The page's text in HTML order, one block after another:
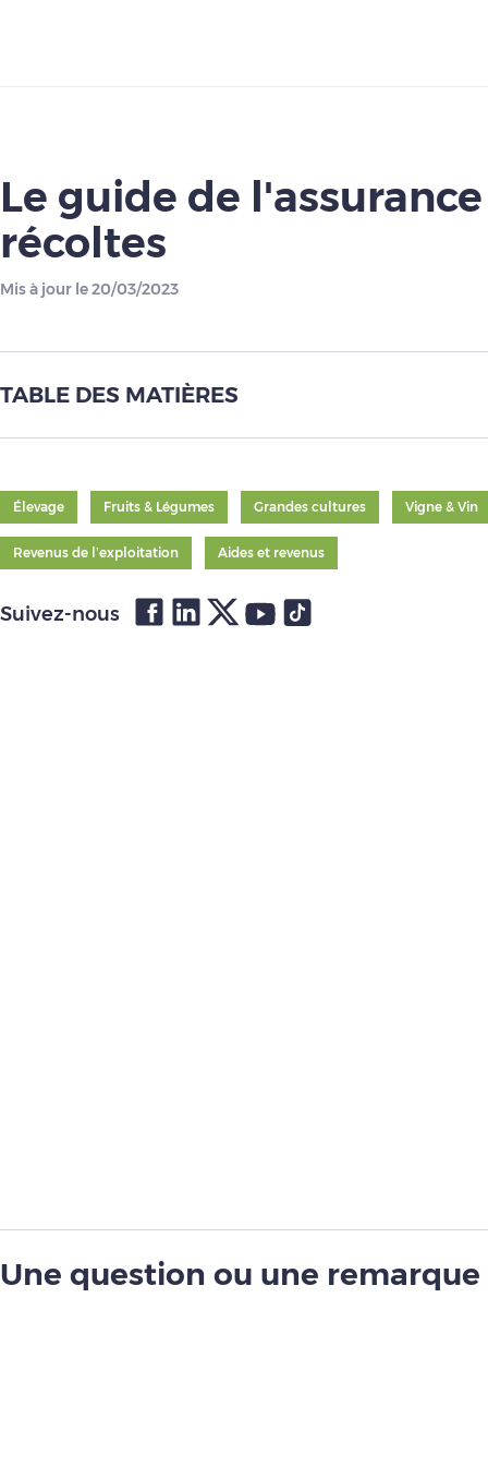
Le guide de l'assurance
récoltes
Mis à jour le 20/03/2023
TABLE DES MATIÈRES
Élevage Fruits & Légumes Grandes cultures Vigne & Vin
Revenus de l’exploitation Aides et revenus
Suivez-nous
Une question ou une remarque